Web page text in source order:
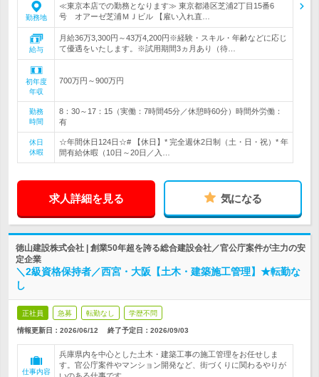
勤務地
≪東京本店での勤務となります≫ 東京都港区芝浦2丁目15番6
号 オアーゼ芝浦ＭＪビル 【雇い入れ直…
給与
月給36万3,300円～43万4,200円※経験・スキル・年齢などに応じ
て優遇をいたします。※試用期間3ヵ月あり（待…
初年度
年収
700万円～900万円
勤務
時間
8：30～17：15（実働：7時間45分／休憩時60分）時間外労働：
有
休日
休暇
☆年間休日124日☆# 【休日】* 完全週休2日制（土・日・祝）* 年
間有給休暇（10日～20日／入…
求人詳細を見る 気になる
徳山建設株式会社 | 創業50年超を誇る総合建設会社／官公庁案件が主力の安
定企業
＼2級資格保持者／西宮・大阪【土木・建築施工管理】★転勤な
し
正社員 急募 転勤なし 学歴不問
情報更新日：2026/06/12 終了予定日： 2026/09/03
仕事内容
兵庫県内を中心とした土木・建築工事の施工管理をお任せしま
す。官公庁案件やマンション開発など、街づくりに関わるやりが